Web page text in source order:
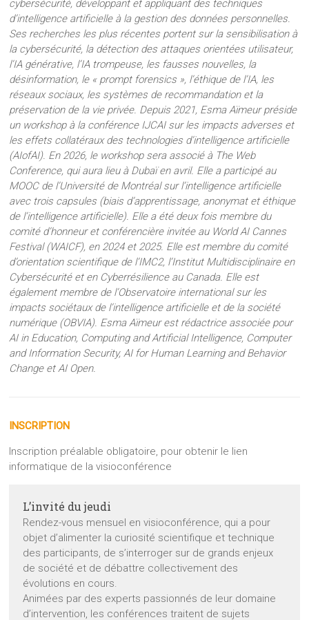
cybersécurité, développant et appliquant des techniques
d’intelligence artificielle à la gestion des données personnelles.
Ses recherches les plus récentes portent sur la sensibilisation à
la cybersécurité, la détection des attaques orientées utilisateur,
l’IA générative, l’IA trompeuse, les fausses nouvelles, la
désinformation, le « prompt forensics », l’éthique de l’IA, les
réseaux sociaux, les systèmes de recommandation et la
préservation de la vie privée. Depuis 2021, Esma Aïmeur préside
un workshop à la conférence IJCAI sur les impacts adverses et
les effets collatéraux des technologies d’intelligence artificielle
(AIofAI). En 2026, le workshop sera associé à The Web
Conference, qui aura lieu à Dubaï en avril. Elle a participé au
MOOC de l’Université de Montréal sur l’intelligence artificielle
avec trois capsules (biais d’apprentissage, anonymat et éthique
de l’intelligence artificielle). Elle a été deux fois membre du
comité d’honneur et conférencière invitée au World AI Cannes
Festival (WAICF), en 2024 et 2025. Elle est membre du comité
d’orientation scientifique de l’IMC2, l’Institut Multidisciplinaire en
Cybersécurité et en Cyberrésilience au Canada. Elle est
également membre de l’Observatoire international sur les
impacts sociétaux de l’intelligence artificielle et de la société
numérique (OBVIA). Esma Aïmeur est rédactrice associée pour
AI in Education, Computing and Artificial Intelligence, Computer
and Information Security, AI for Human Learning and Behavior
Change et AI Open.
INSCRIPTION
Inscription préalable obligatoire, pour obtenir le lien
informatique de la visioconférence
L’invité du jeudi
Rendez-vous mensuel en visioconférence, qui a pour
objet d’alimenter la curiosité scientifique et technique
des participants, de s’interroger sur de grands enjeux
de société et de débattre collectivement des
évolutions en cours.
Animées par des experts passionnés de leur domaine
d’intervention, les conférences traitent de sujets